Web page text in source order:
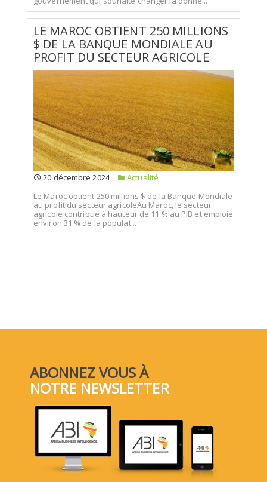
LE MAROC OBTIENT 250 MILLIONS
$ DE LA BANQUE MONDIALE AU
PROFIT DU SECTEUR AGRICOLE
20 décembre 2024
Actualité
Le Maroc obtient 250 millions $ de la Banque Mondiale
au profit du secteur agricoleAu Maroc, le secteur
agricole contribue à hauteur de 11 % au PIB et emploie
environ 31 % de la populat...
ABONNEZ VOUS À
NOTRE NEWSLETTER